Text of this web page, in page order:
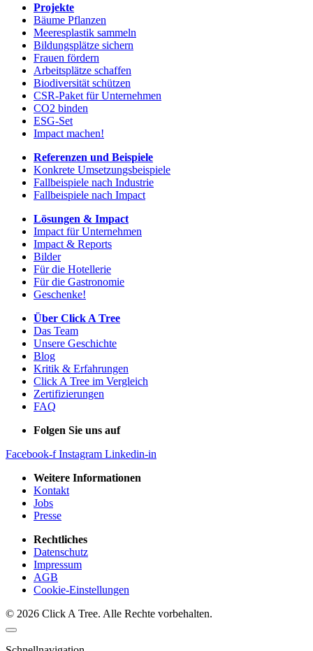
Projekte
Bäume Pflanzen
Meeresplastik sammeln
Bildungsplätze sichern
Frauen fördern
Arbeitsplätze schaffen
Biodiversität schützen
CSR-Paket für Unternehmen
CO2 binden
ESG-Set
Impact machen!
Referenzen und Beispiele
Konkrete Umsetzungsbeispiele
Fallbeispiele nach Industrie
Fallbeispiele nach Impact
Lösungen & Impact
Impact für Unternehmen
Impact & Reports
Bilder
Für die Hotellerie
Für die Gastronomie
Geschenke!
Über Click A Tree
Das Team
Unsere Geschichte
Blog
Kritik & Erfahrungen
Click A Tree im Vergleich
Zertifizierungen
FAQ
Folgen Sie uns auf
Facebook-f Instagram Linkedin-in
Weitere Informationen
Kontakt
Jobs
Presse
Rechtliches
Datenschutz
Impressum
AGB
Cookie-Einstellungen
© 2026 Click A Tree. Alle Rechte vorbehalten.